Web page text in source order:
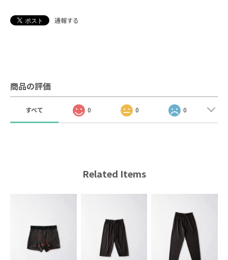
通報する
商品の評価
すべて 0 0 0
Related Items